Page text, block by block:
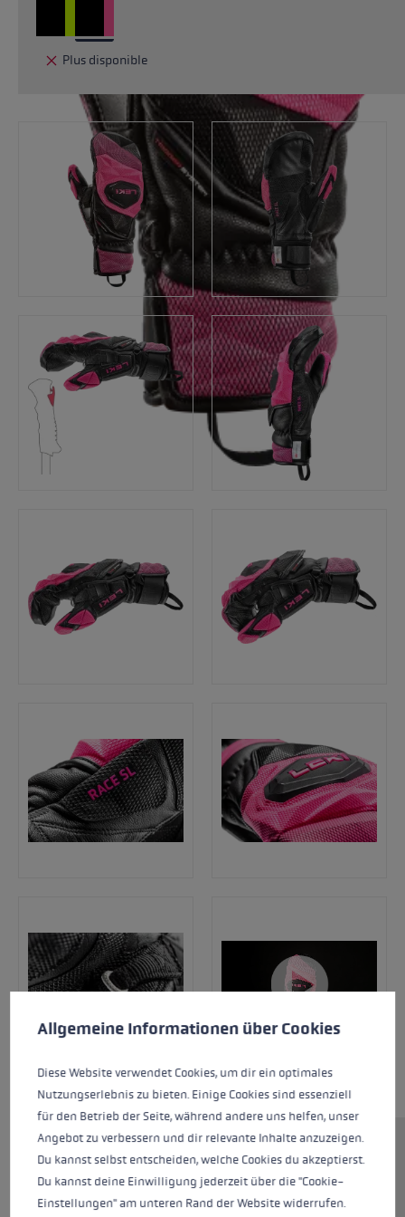
Plus disponible
Outre la version à doigts du WCR Venom 3D SL,
la version moufles ne doit pas manquer. Ce
modèle a lui aussi été testé et développé en
Préférences en matière de cookies
This website uses cookies to give you the best possible experience.
Allgemeine Informationen über Cookies
Diese Website verwendet Cookies, um dir ein optimales
Nutzungserlebnis zu bieten. Einige Cookies sind essenziell
für den Betrieb der Seite, während andere uns helfen, unser
Angebot zu verbessern und dir relevante Inhalte anzuzeigen.
Du kannst selbst entscheiden, welche Cookies du akzeptierst.
Du kannst deine Einwilligung jederzeit über die "Cookie-
Einstellungen" am unteren Rand der Website widerrufen.